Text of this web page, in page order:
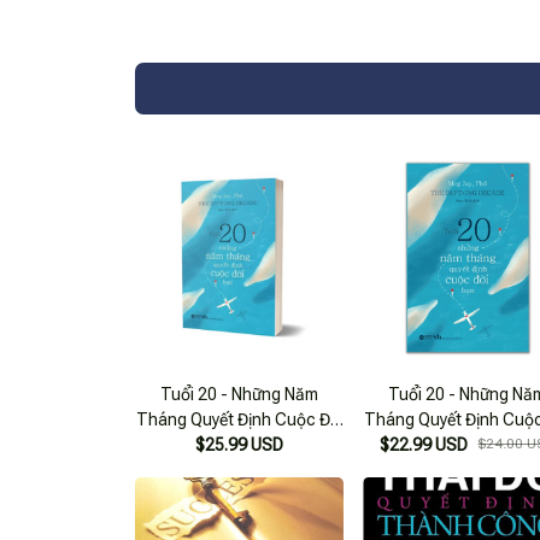
Tuổi 20 - Những Năm
Tháng Quyết Định Cuộc Đời
Bạn
$25.99 USD
Tuổi 20 - Những
Tháng Quyết Định
Bạn
$22.99 USD $24.00